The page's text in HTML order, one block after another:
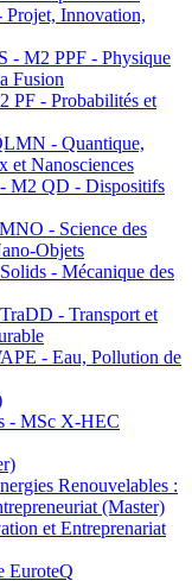
Innovation,
- M2 PPF - Physique
Fusion
PF - Probabilités et
- Quantique,
et Nanosciences
QD - Dispositifs
- Science des
Objets
- Mécanique des
- Transport et
- Eau, Pollution de
- MSc X-HEC
Renouvelables :
(Master)
et Entreprenariat
EuroteQ